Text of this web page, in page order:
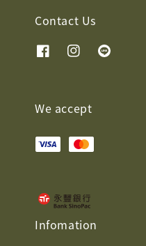
Contact Us
We accept
Infomation